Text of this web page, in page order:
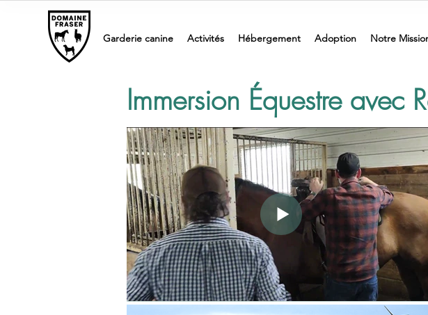
Garderie canine Activités Hébergement Adoption Notre
Immersion Équestre avec